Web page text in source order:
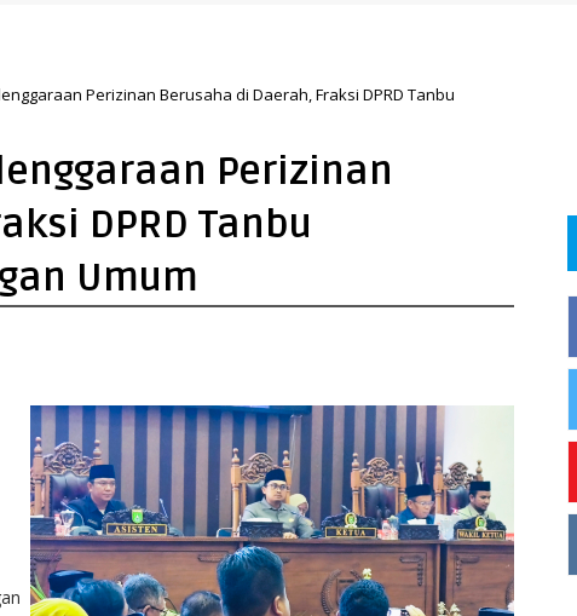
Perizinan Berusaha di Daerah, Fraksi DPRD Tanbu
Perizinan
DPRD Tanbu
Umum